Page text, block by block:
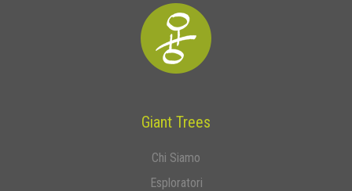
Giant Trees
Chi Siamo
Esploratori